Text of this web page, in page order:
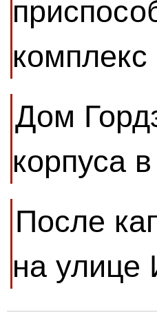
комплекс
Дом
корпуса
После
на улице